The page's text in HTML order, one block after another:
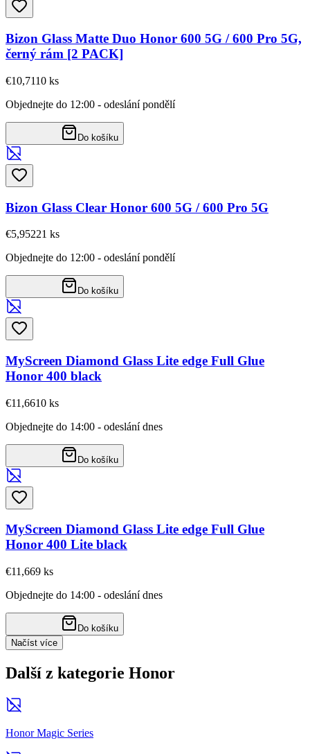
Bizon Glass Matte Duo Honor 600 5G / 600 Pro 5G,
černý rám [2 PACK]
€10,7110 ks
Objednejte do 12:00 - odeslání pondělí
Do košíku
Bizon Glass Clear Honor 600 5G / 600 Pro 5G
€5,95221 ks
Objednejte do 12:00 - odeslání pondělí
Do košíku
MyScreen Diamond Glass Lite edge Full Glue
Honor 400 black
€11,6610 ks
Objednejte do 14:00 - odeslání dnes
Do košíku
MyScreen Diamond Glass Lite edge Full Glue
Honor 400 Lite black
€11,669 ks
Objednejte do 14:00 - odeslání dnes
Do košíku
Načíst více
Další z kategorie Honor
Honor Magic Series